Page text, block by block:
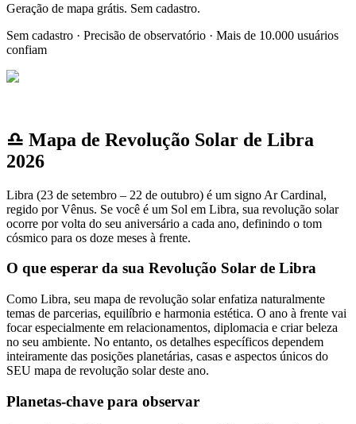
Geração de mapa grátis. Sem cadastro.
Sem cadastro · Precisão de observatório · Mais de 10.000 usuários
confiam
♎ Mapa de Revolução Solar de Libra
2026
Libra (23 de setembro – 22 de outubro) é um signo Ar Cardinal,
regido por Vênus. Se você é um Sol em Libra, sua revolução solar
ocorre por volta do seu aniversário a cada ano, definindo o tom
cósmico para os doze meses à frente.
O que esperar da sua Revolução Solar de Libra
Como Libra, seu mapa de revolução solar enfatiza naturalmente
temas de parcerias, equilíbrio e harmonia estética. O ano à frente vai
focar especialmente em relacionamentos, diplomacia e criar beleza
no seu ambiente. No entanto, os detalhes específicos dependem
inteiramente das posições planetárias, casas e aspectos únicos do
SEU mapa de revolução solar deste ano.
Planetas-chave para observar